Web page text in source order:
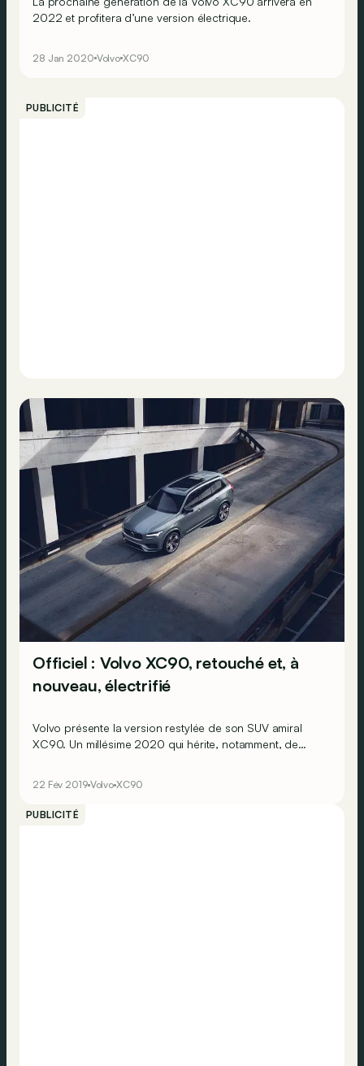
2022 et profitera d’une version électrique.
28 Jan 2020 Volvo XC90
PUBLICITÉ
Officiel : Volvo XC90, retouché et, à
nouveau, électrifié
Volvo présente la version restylée de son SUV amiral
XC90. Un millésime 2020 qui hérite, notamment, de
22 Fév 2019 Volvo XC90
PUBLICITÉ